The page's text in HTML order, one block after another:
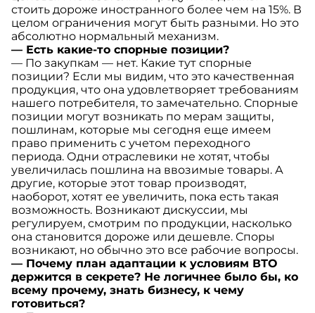
стоить дороже иностранного более чем на 15%. В
целом ограничения могут быть разными. Но это
абсолютно нормальный механизм.
— Есть какие-то спорные позиции?
— По закупкам — нет. Какие тут спорные
позиции? Если мы видим, что это качественная
продукция, что она удовлетворяет требованиям
нашего потребителя, то замечательно. Спорные
позиции могут возникать по мерам защиты,
пошлинам, которые мы сегодня еще имеем
право применить с учетом переходного
периода. Одни отраслевики не хотят, чтобы
увеличилась пошлина на ввозимые товары. А
другие, которые этот товар производят,
наоборот, хотят ее увеличить, пока есть такая
возможность. Возникают дискуссии, мы
регулируем, смотрим по продукции, насколько
она становится дороже или дешевле. Споры
возникают, но обычно это все рабочие вопросы.
— Почему план адаптации к условиям ВТО
держится в секрете? Не логичнее было бы, ко
всему прочему, знать бизнесу, к чему
готовиться?